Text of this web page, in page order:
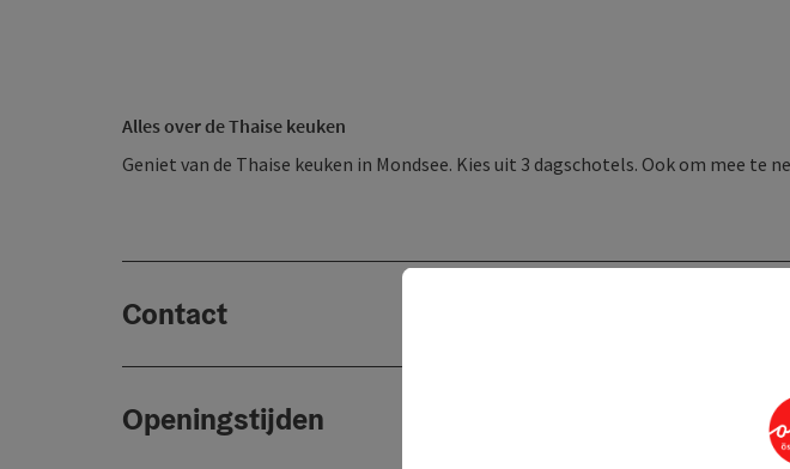
Alles over de Thaise keuken
Geniet van de Thaise keuken in Mondsee. Kies uit 3 dagschotels. Ook om mee te
Contact
Openingstijden